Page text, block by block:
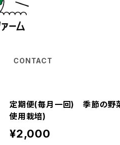
CONTACT
定期便(毎月一回) 季節の野
使用栽培)
¥2,000